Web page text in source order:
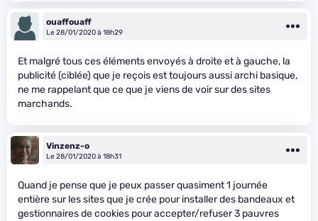
ouaffouaff
Le 28/01/2020 à 18h29
Et malgré tous ces éléments envoyés à droite et à gauche, la
publicité (ciblée) que je reçois est toujours aussi archi basique,
ne me rappelant que ce que je viens de voir sur des sites
marchands.
Vinzenz-o
Le 28/01/2020 à 18h31
Quand je pense que je peux passer quasiment 1 journée
entière sur les sites que je crée pour installer des bandeaux et
gestionnaires de cookies pour accepter/refuser 3 pauvres